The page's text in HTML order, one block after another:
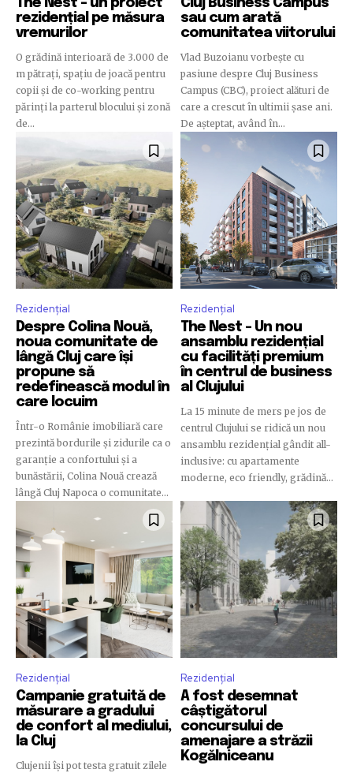
The Nest – un proiect
rezidențial pe măsura
vremurilor
O grădină interioară de 3.000 de
m pătrați, spațiu de joacă pentru
copii și de co-working pentru
părinți la parterul blocului și zonă
de...
Cluj Business Campus
sau cum arată
comunitatea viitorului
Vlad Buzoianu vorbește cu
pasiune despre Cluj Business
Campus (CBC), proiect alături de
care a crescut în ultimii șase ani.
De așteptat, având în...
Rezidențial
Despre Colina Nouă,
noua comunitate de
lângă Cluj care își
propune să
redefinească modul în
care locuim
Într-o Românie imobiliară care
prezintă bordurile și zidurile ca o
garanție a confortului și a
bunăstării, Colina Nouă crează
lângă Cluj Napoca o comunitate...
Rezidențial
The Nest – Un nou
ansamblu rezidențial
cu facilități premium
în centrul de business
al Clujului
La 15 minute de mers pe jos de
centrul Clujului se ridică un nou
ansamblu rezidențial gândit all-
inclusive: cu apartamente
moderne, eco friendly, grădină...
Rezidențial
Campanie gratuită de
măsurare a gradului
de confort al mediului,
la Cluj
Clujenii își pot testa gratuit zilele
Rezidențial
A fost desemnat
câștigătorul
concursului de
amenajare a străzii
Kogălniceanu